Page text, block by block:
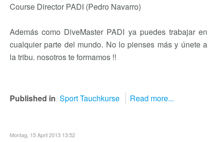
Course Director PADI (Pedro Navarro)
Además como DiveMaster PADI ya puedes trabajar en
cualquier parte del mundo. No lo pienses más y únete a
la tribu. nosotros te formamos !!
Published in Sport Tauchkurse Read more...
Montag, 15 April 2013 13:52